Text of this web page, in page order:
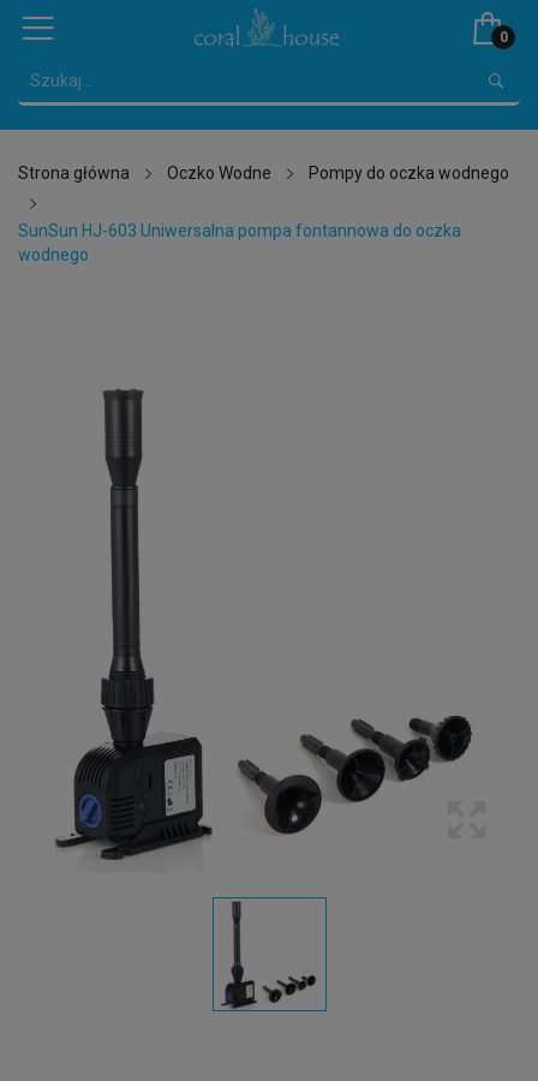
0
Strona główna Oczko Wodne Pompy do oczka wodnego
SunSun HJ-603 Uniwersalna pompa fontannowa do oczka
wodnego